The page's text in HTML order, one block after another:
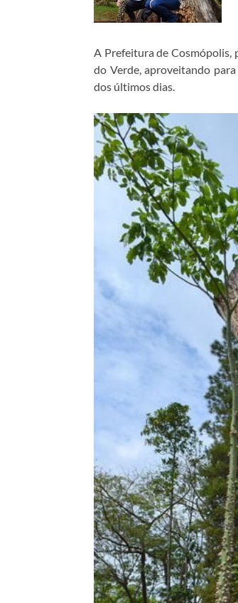
A Prefeitura de Cosmópolis,
do Verde, aproveitando
dos últimos dias.